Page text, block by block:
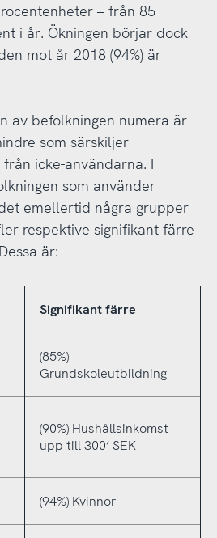
– från 85
i år. Ökningen börjar dock
mot år 2018 (94%) är
av befolkningen numera är
som särskiljer
icke-användarna. I
som använder
emellertid några grupper
respektive signifikant färre
är:
Signifikant färre
(85%)
Grundskoleutbildning
(90%) Hushållsinkomst
upp till 300’ SEK
(94%) Kvinnor